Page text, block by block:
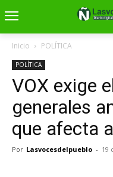
Inicio POLÍTICA
POLÍTICA
VOX exige
generales
que afecta
Por Lasvocesdelpueblo - 19